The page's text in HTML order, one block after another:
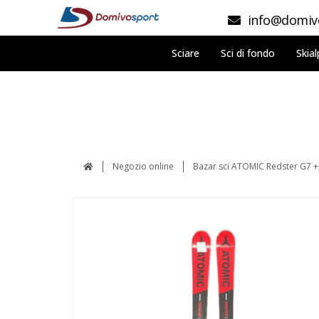
Sciare Sci di fondo
Negozio online Bazar sci ATOMIC Redster G7